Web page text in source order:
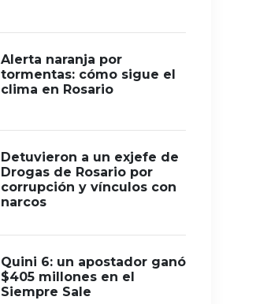
Alerta naranja por
tormentas: cómo sigue el
clima en Rosario
Detuvieron a un exjefe de
Drogas de Rosario por
corrupción y vínculos con
narcos
Quini 6: un apostador ganó
$405 millones en el
Siempre Sale